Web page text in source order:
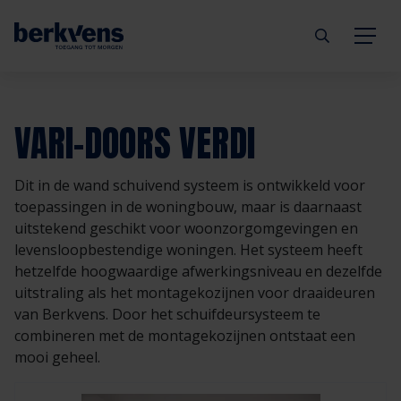
Deuren
Kozijnen
Hang- & sluitwerk
Diensten
Technische documentatie
Eengezinswoning
Meergezinswoning
Utiliteitsgebouw
Prefab woning
Aannemer
Architect
Projectontwikkelaar
Handelspartner
Inbraakwerend
Brandwerend
Geluidwerend
Rookwerend
Duurzaamheid
mijndeur.nl
Webshop
Inspiratie
Verkooppunten
Veelgestelde vragen
Blog
Organisatie
Duurzaamheid
GND Garantiedeuren
Werken bij Berkvens
VARI-DOORS VERDI
Dit in de wand schuivend systeem is ontwikkeld voor
toepassingen in de woningbouw, maar is daarnaast
uitstekend geschikt voor woonzorgomgevingen en
levensloopbestendige woningen. Het systeem heeft
hetzelfde hoogwaardige afwerkingsniveau en dezelfde
uitstraling als het montagekozijnen voor draaideuren
van Berkvens. Door het schuifdeursysteem te
combineren met de montagekozijnen ontstaat een
mooi geheel.